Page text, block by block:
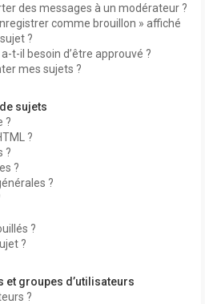
des messages à un modérateur ?
comme brouillon » affiché
?
t-il besoin d’être approuvé ?
mes sujets ?
sujets
?
?
?
?
?
?
?
et groupes d’utilisateurs
?